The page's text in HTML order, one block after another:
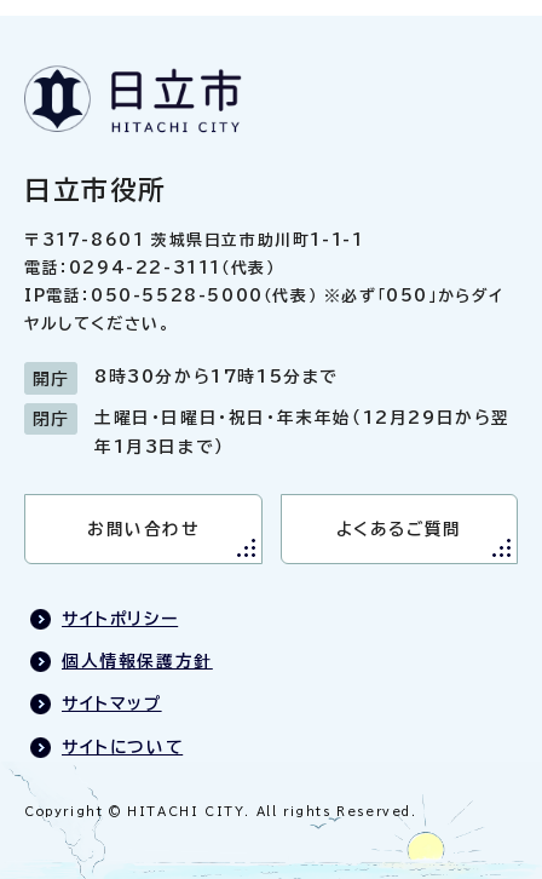
日立市役所
〒317-8601 茨城県日立市助川町1-1-1
電話：0294-22-3111（代表）
IP電話：050-5528-5000（代表） ※必ず「050」からダイ
ヤルしてください。
開庁 8時30分から17時15分まで
閉庁
土曜日・日曜日・祝日・年末年始（12月29日から翌
年1月3日まで）
お問い合わせ よくあるご質問
サイトポリシー
個人情報保護方針
サイトマップ
サイトについて
Copyright © HITACHI CITY. All rights Reserved.